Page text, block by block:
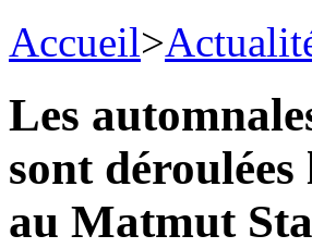
Accueil>
Les
sont déroulées
au Matmut